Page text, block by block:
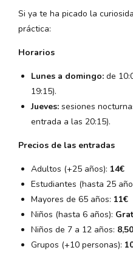
Si ya te ha picado la
práctica:
Horarios
Lunes a domingo: de
19:15).
Jueves: sesiones
entrada a las 20:15).
Precios de las entradas
Adultos (+25 años): 14€
Estudiantes (hasta 25
Mayores de 65 años: 11€
Niños (hasta 6 años):
Niños de 7 a 12 años:
Grupos (+10 personas):